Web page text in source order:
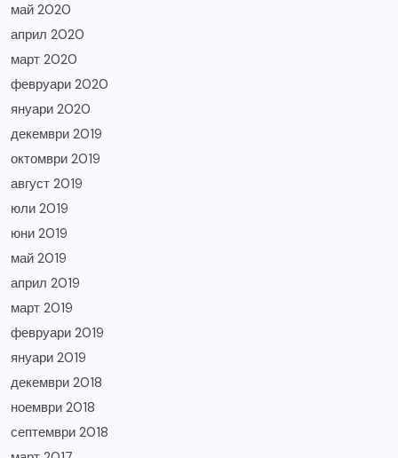
май 2020
април 2020
март 2020
февруари 2020
януари 2020
декември 2019
октомври 2019
август 2019
юли 2019
юни 2019
май 2019
април 2019
март 2019
февруари 2019
януари 2019
декември 2018
ноември 2018
септември 2018